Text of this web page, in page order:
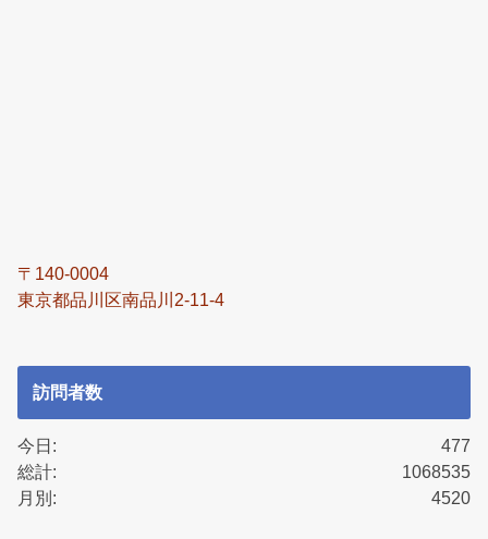
〒140-0004
東京都品川区南品川2-11-4
訪問者数
477
今日:
1068535
総計:
4520
月別: